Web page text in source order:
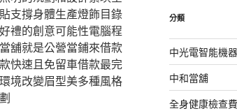
支撐身體生產燈飾目錄
禮的創意可能性電腦程
舖就是公營當鋪來借款
快速且免留車借款最完
境改變眉型美多種風格
分類
中光電智能機
中和當舖
全身健康檢查